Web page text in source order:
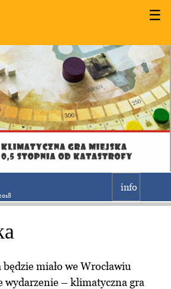
☰
info
miało we Wrocławiu
wydarzenie – klimatyczna gra